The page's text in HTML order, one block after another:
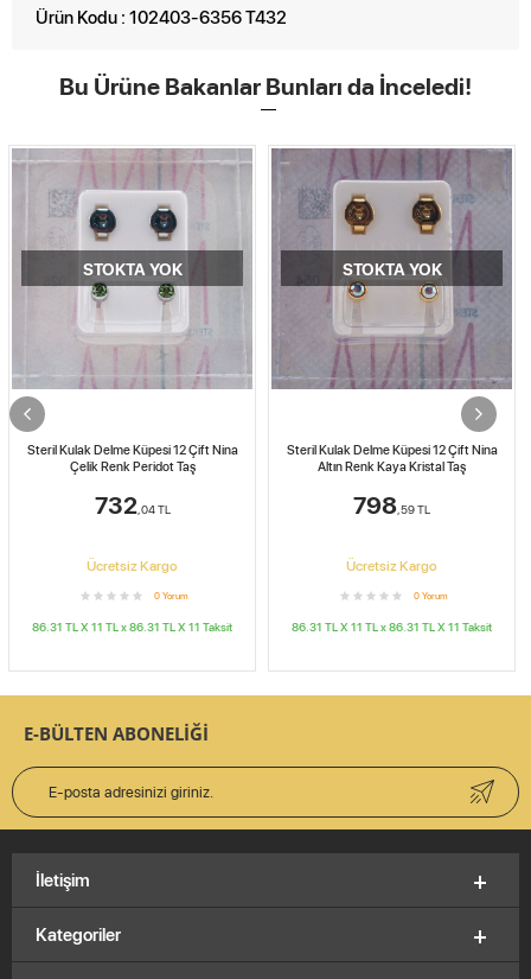
Ürün Kodu : 102403-6356 T432
Bu Ürüne Bakanlar Bunları da İnceledi!
STOKTA YOK
Steril Kulak Delme Küpesi 12 Çift Nina
Altın Renk Kaya Kristal Taş
798,59
Ücretsiz Kargo
0 Yorum
86.31 TL X 11TL x86.31 TL X 11Taksit
STOKTA YOK
Steril Kulak Delme Küpesi 12 Çift Nina
Çelik Renk Açık Roz Taş
732,04
Ücretsiz Kargo
0 Yorum
86.31 TL X 11TL x86.31 TL X 11Taksit
E-BÜLTEN ABONELİĞİ
Kategoriler
İletişim